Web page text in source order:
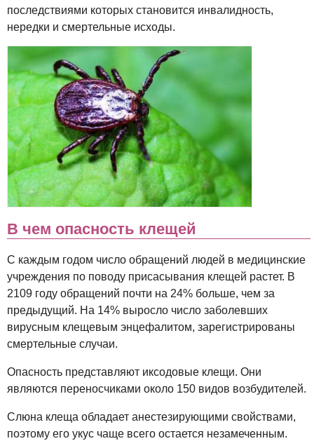
последствиями которых становится инвалидность,
нередки и смертельные исходы.
В чем опасность клещей
С каждым годом число обращений людей в медицинские
учреждения по поводу присасывания клещей растет. В
2109 году обращений почти на 24% больше, чем за
предыдущий. На 14% выросло число заболевших
вирусным клещевым энцефалитом, зарегистрированы
смертельные случаи.
Опасность представляют иксодовые клещи. Они
являются переносчиками около 150 видов возбудителей.
Слюна клеща обладает анестезирующими свойствами,
поэтому его укус чаще всего остается незамеченным.